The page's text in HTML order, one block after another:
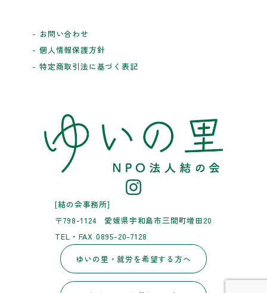
[結の会事務所]
〒798-1124 愛媛県宇和島市三間町増田20
TEL・FAX 0895-20-7128
ゆいの里・就労を希望する方へ
- お問い合わせ
- 個人情報保護方針
- 特定商取引法に基づく表記